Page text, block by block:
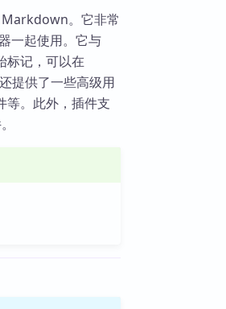
。它非常
一起使用。它与
标记，可以在
提供了一些高级用
等。此外，插件支